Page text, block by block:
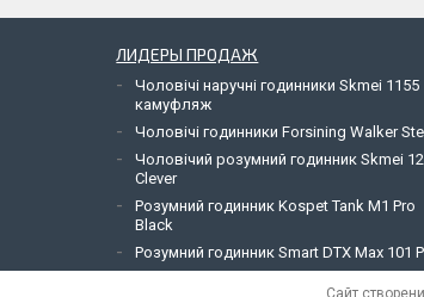
ЛИДЕРЫ ПРОДАЖ
Чоловічі наручні годинники Skmei 1155
камуфляж
Чоловічі годинники Forsining Walker
Чоловічий розумний годинник Skmei
Clever
Розумний годинник Kospet Tank M1 Pro
Black
Розумний годинник Smart DTX Max 101
Сайт